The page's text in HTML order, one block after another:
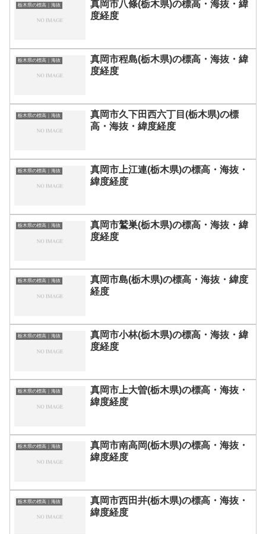
栃木県の標高｜海抜
真岡市八條(栃木県)の標高・海抜・緯
度経度
栃木県の標高｜海抜
真岡市程島(栃木県)の標高・海抜・緯
度経度
栃木県の標高｜海抜
真岡市久下田西六丁目(栃木県)の標
高・海抜・緯度経度
栃木県の標高｜海抜
真岡市上江連(栃木県)の標高・海抜・
緯度経度
栃木県の標高｜海抜
真岡市鷲巣(栃木県)の標高・海抜・緯
度経度
栃木県の標高｜海抜
真岡市島(栃木県)の標高・海抜・緯度
経度
栃木県の標高｜海抜
真岡市小林(栃木県)の標高・海抜・緯
度経度
栃木県の標高｜海抜
真岡市上大曽(栃木県)の標高・海抜・
緯度経度
栃木県の標高｜海抜
真岡市南高岡(栃木県)の標高・海抜・
緯度経度
栃木県の標高｜海抜
真岡市西田井(栃木県)の標高・海抜・
緯度経度